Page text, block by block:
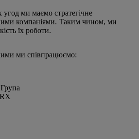
ми маємо стратегічне
компаніями. Таким чином, ми
їх роботи.
ми співпрацюємо: